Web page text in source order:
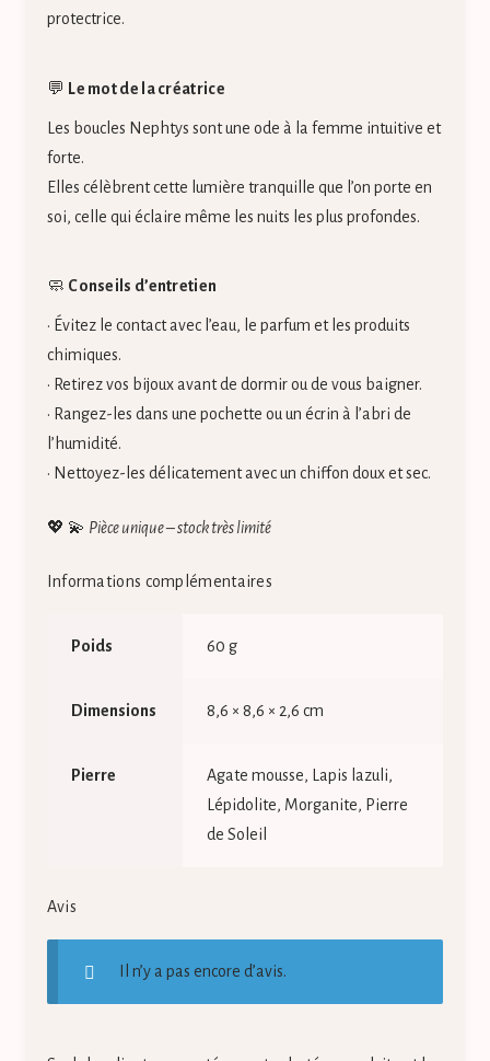
protectrice.
💬 Le mot de la créatrice
Les boucles Nephtys sont une ode à la femme intuitive et
forte.
Elles célèbrent cette lumière tranquille que l’on porte en
soi, celle qui éclaire même les nuits les plus profondes.
🧼 Conseils d’entretien
• Évitez le contact avec l’eau, le parfum et les produits
chimiques.
• Retirez vos bijoux avant de dormir ou de vous baigner.
• Rangez-les dans une pochette ou un écrin à l’abri de
l’humidité.
• Nettoyez-les délicatement avec un chiffon doux et sec.
💖 💫 Pièce unique – stock très limité
Informations complémentaires
Poids 60 g
Dimensions 8,6 × 8,6 × 2,6 cm
Pierre
Agate mousse, Lapis lazuli,
Lépidolite, Morganite, Pierre
de Soleil
Avis
Il n’y a pas encore d’avis.